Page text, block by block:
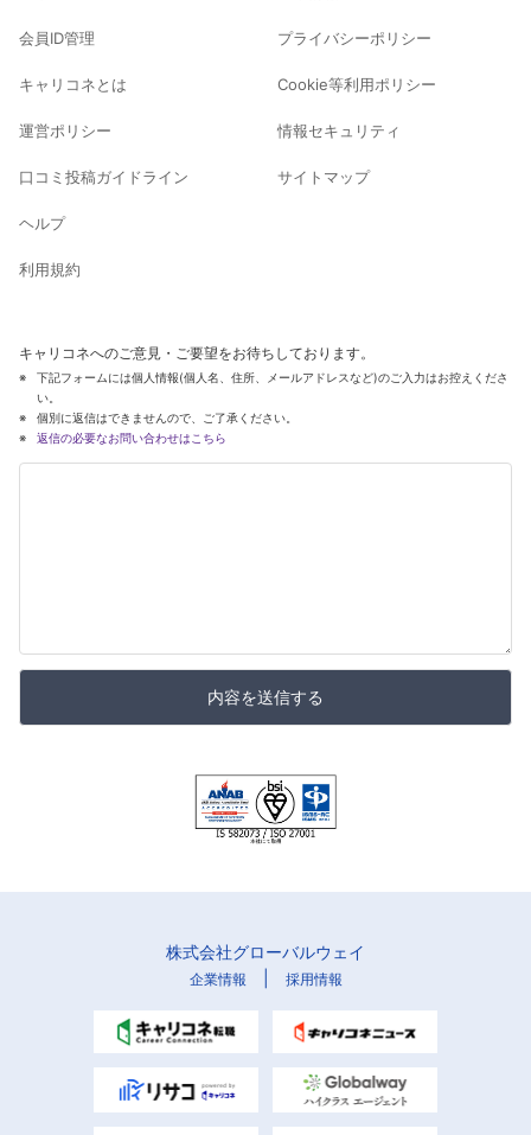
会員ID管理
キャリコネとは
運営ポリシー
口コミ投稿ガイドライン
ヘルプ
利用規約
プライバシーポリシー
Cookie等利用ポリシー
情報セキュリティ
サイトマップ
キャリコネへのご意見・ご要望をお待ちしております。
下記フォームには個人情報(個人名、住所、メールアドレスなど)のご入力はお控えくださ
い。
個別に返信はできませんので、ご了承ください。
返信の必要なお問い合わせはこちら
内容を送信する
株式会社グローバルウェイ
企業情報 採用情報